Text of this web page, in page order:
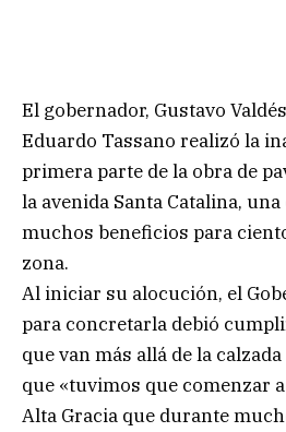
El gobernador, Gustavo
Eduardo Tassano realizó la
primera parte de la obra de
la avenida Santa Catalina,
muchos beneficios para
zona.
Al iniciar su alocución, el
para concretarla debió
que van más allá de la
que «tuvimos que comenzar
Alta Gracia que durante